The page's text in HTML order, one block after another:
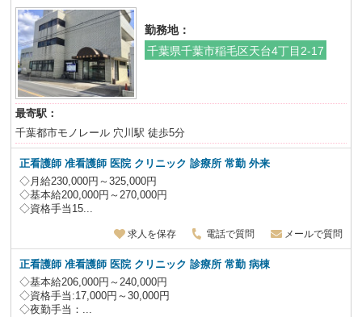
勤務地：
千葉県千葉市稲毛区天台4丁目2-17
最寄駅：
千葉都市モノレール 穴川駅 徒歩5分
正看護師 准看護師 医院 クリニック 診療所 常勤 外来
◇月給230,000円～325,000円
◇基本給200,000円～270,000円
◇資格手当15...
求人を保存 電話で質問 メールで質問
正看護師 准看護師 医院 クリニック 診療所 常勤 病棟
◇基本給206,000円～240,000円
◇資格手当:17,000円～30,000円
◇夜勤手当：...